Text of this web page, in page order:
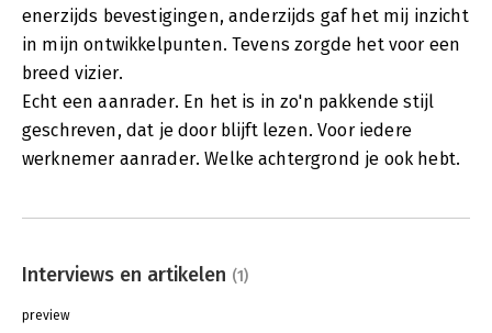
enerzijds bevestigingen, anderzijds gaf het mij inzicht
in mijn ontwikkelpunten. Tevens zorgde het voor een
breed vizier.
Echt een aanrader. En het is in zo'n pakkende stijl
geschreven, dat je door blijft lezen. Voor iedere
werknemer aanrader. Welke achtergrond je ook hebt.
Interviews en artikelen (1)
preview